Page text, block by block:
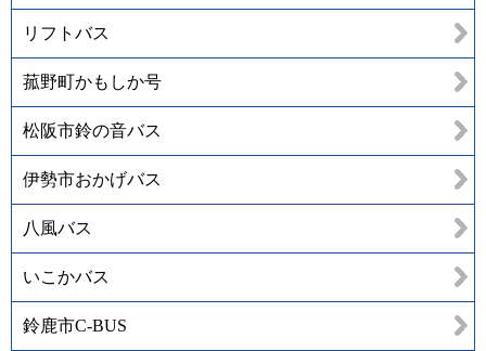
リフトバス
菰野町かもしか号
松阪市鈴の音バス
伊勢市おかげバス
八風バス
いこかバス
鈴鹿市C-BUS